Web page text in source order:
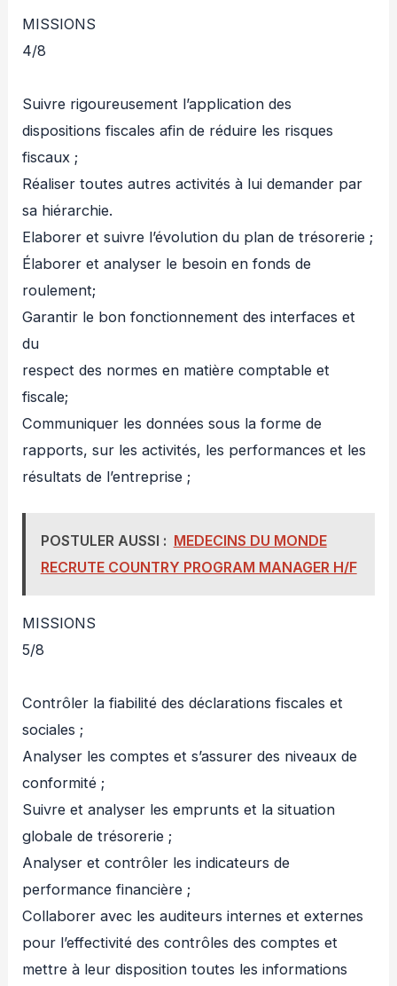
MISSIONS
4/8
Suivre rigoureusement l’application des
dispositions fiscales afin de réduire les risques
fiscaux ;
Réaliser toutes autres activités à lui demander par
sa hiérarchie.
Elaborer et suivre l’évolution du plan de trésorerie ;
Élaborer et analyser le besoin en fonds de
roulement;
Garantir le bon fonctionnement des interfaces et
du
respect des normes en matière comptable et
fiscale;
Communiquer les données sous la forme de
rapports, sur les activités, les performances et les
résultats de l’entreprise ;
POSTULER AUSSI : MEDECINS DU MONDE
RECRUTE COUNTRY PROGRAM MANAGER H/F
MISSIONS
5/8
Contrôler la fiabilité des déclarations fiscales et
sociales ;
Analyser les comptes et s’assurer des niveaux de
conformité ;
Suivre et analyser les emprunts et la situation
globale de trésorerie ;
Analyser et contrôler les indicateurs de
performance financière ;
Collaborer avec les auditeurs internes et externes
pour l’effectivité des contrôles des comptes et
mettre à leur disposition toutes les informations